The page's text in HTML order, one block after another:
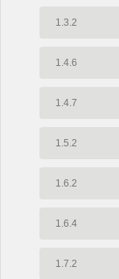
1.3.2
1.4.6
1.4.7
1.5.2
1.6.2
1.6.4
1.7.2